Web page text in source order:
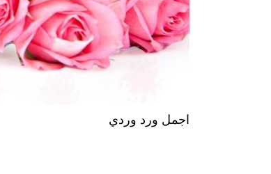
اجمل ورد وردي